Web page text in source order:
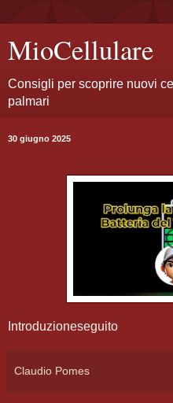
MioCellulare
Consigli per scoprire nuovi
palmari
30 giugno 2025
Introduzioneseguito
Claudio Pomes